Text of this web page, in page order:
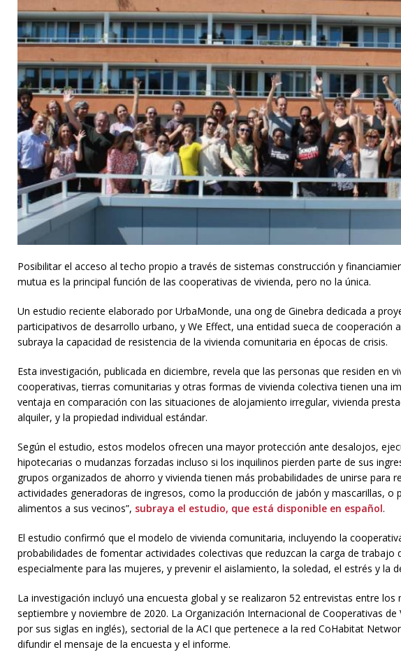
Posibilitar el acceso al techo propio a través de sistemas construcción y
mutua es la principal función de las cooperativas de vivienda, pero no la única.
Un estudio reciente elaborado por UrbaMonde, una ong de Ginebra dedicada a
participativos de desarrollo urbano, y We Effect, una entidad sueca de cooperación
subraya la capacidad de resistencia de la vivienda comunitaria en épocas de crisis.
Esta investigación, publicada en diciembre, revela que las personas que residen en
cooperativas, tierras comunitarias y otras formas de vivienda colectiva tienen una
ventaja en comparación con las situaciones de alojamiento irregular, vivienda
alquiler, y la propiedad individual estándar.
Según el estudio, estos modelos ofrecen una mayor protección ante desalojos,
hipotecarias o mudanzas forzadas incluso si los inquilinos pierden parte de sus
grupos organizados de ahorro y vivienda tienen más probabilidades de unirse para
actividades generadoras de ingresos, como la producción de jabón y mascarillas, o
alimentos a sus vecinos”, subraya el estudio, que está disponible en español.
El estudio confirmó que el modelo de vivienda comunitaria, incluyendo la
probabilidades de fomentar actividades colectivas que reduzcan la carga de trabajo
especialmente para las mujeres, y prevenir el aislamiento, la soledad, el estrés y la
La investigación incluyó una encuesta global y se realizaron 52 entrevistas entre los
septiembre y noviembre de 2020. La Organización Internacional de Cooperativas de
por sus siglas en inglés), sectorial de la ACI que pertenece a la red CoHabitat
difundir el mensaje de la encuesta y el informe.